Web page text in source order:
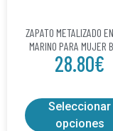
ZAPATO METALIZADO
MARINO PARA MUJER
28.80€
Seleccionar
opciones